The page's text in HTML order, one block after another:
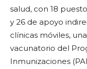
salud, con 18
y 26 de apoyo
clínicas móviles,
vacunatorio del
Inmunizaciones